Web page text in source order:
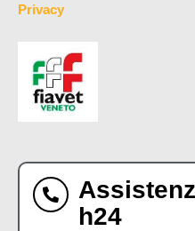
Privacy
h24